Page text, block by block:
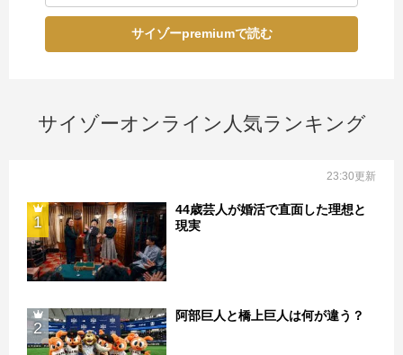
サイゾーpremiumで読む
サイゾーオンライン人気ランキング
23:30更新
1
44歳芸人が婚活で直面した理想と
現実
2
阿部巨人と橋上巨人は何が違う？